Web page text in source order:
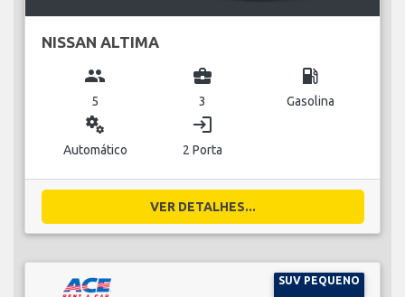
NISSAN ALTIMA
group
5
business_center
3
local_gas_station
Gasolina
miscellaneous_services
Automático
login
2 Porta
VER DETALHES...
SUV PEQUENO